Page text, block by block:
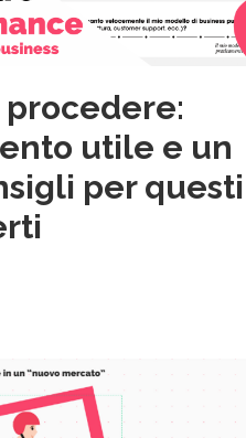
utile e un
per questi